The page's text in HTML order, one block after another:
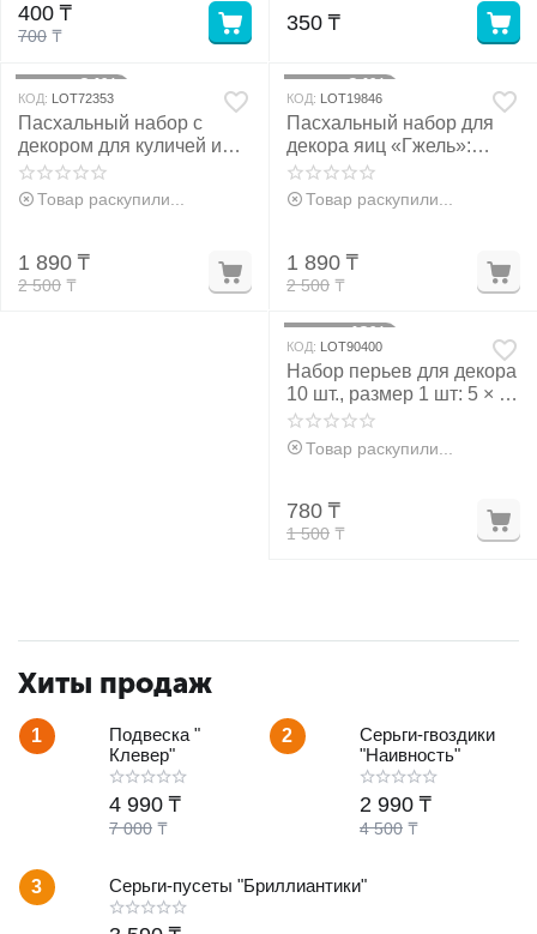
700 ₸
400 ₸ 350 ₸
24%
КОД: LOT72353
Пасхальный набор с
декором для куличей и
яиц: посыпка, красители,
золотая поталь
Товар раскупили...
2 500 ₸
1 890 ₸
24%
КОД: LOT19846
Пасхальный набор для
декора яиц «Гжель»:
краситель 4 шт., кандурин
золотой, подставки 7 шт.
Товар раскупили...
2 500 ₸
1 890 ₸
48%
КОД: LOT90400
Набор перьев для декора
10 шт., размер 1 шт: 5 × 2
см, цвет бирюзовый с
чёрным
Товар раскупили...
1 500 ₸
780 ₸
Хиты продаж
1
Подвеска "
Клевер"
7 000 ₸
4 990 ₸
2
Серьги-гвоздики
"Наивность"
4 500 ₸
2 990 ₸
3 Серьги-пусеты "Бриллиантики"